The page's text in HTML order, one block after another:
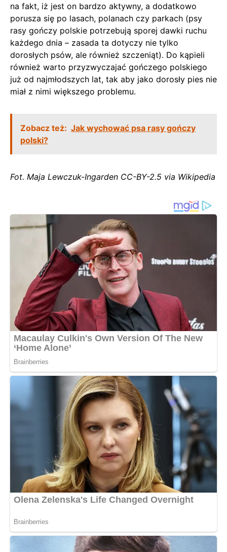
na fakt, iż jest on bardzo aktywny, a dodatkowo
porusza się po lasach, polanach czy parkach (psy
rasy gończy polskie potrzebują sporej dawki ruchu
każdego dnia – zasada ta dotyczy nie tylko
dorosłych psów, ale również szczeniąt). Do kąpieli
również warto przyzwyczajać gończego polskiego
już od najmłodszych lat, tak aby jako dorosły pies nie
miał z nimi większego problemu.
Zobacz też: Jak wychować psa rasy gończy
polski?
Fot. Maja Lewczuk-Ingarden CC-BY-2.5 via Wikipedia